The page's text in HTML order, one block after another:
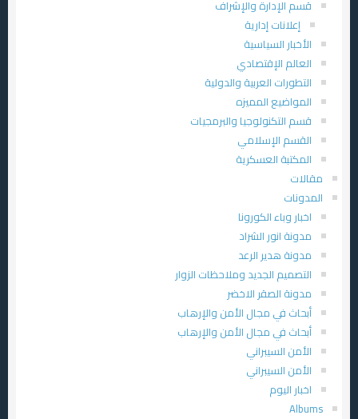
قسم الإدارة والإشراف
إعلانات إدارية
الأخبار السياسية
العالم الإقتصادي
التطورات العربية والدولية
المواضيع المميزه
قسم التكنولوجيا والبرمجيات
القسم الإسلامي
المكتبة العسكرية
مقالات
المدونات
اخبار وباء الكورونا
مدونة انور الشراد
مدونة هدير الرعد
التصميم الجديد وملاحظات الزوار
مدونة الصقر الاخضر
أبحاث في مجال الأمن والإرهاب
أبحاث في مجال الأمن والإرهاب
الأمن السيبراني
الأمن السيبراني
اخبار اليوم
Albums